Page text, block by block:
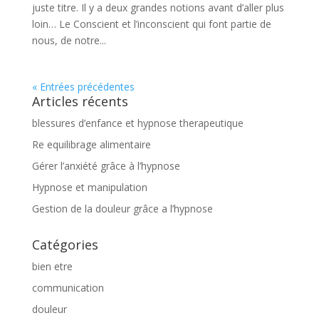
juste titre. Il y a deux grandes notions avant d’aller plus
loin… Le Conscient et l’inconscient qui font partie de
nous, de notre...
« Entrées précédentes
Articles récents
blessures d’enfance et hypnose therapeutique
Re equilibrage alimentaire
Gérer l’anxiété grâce à l’hypnose
Hypnose et manipulation
Gestion de la douleur grâce a l’hypnose
Catégories
bien etre
communication
douleur